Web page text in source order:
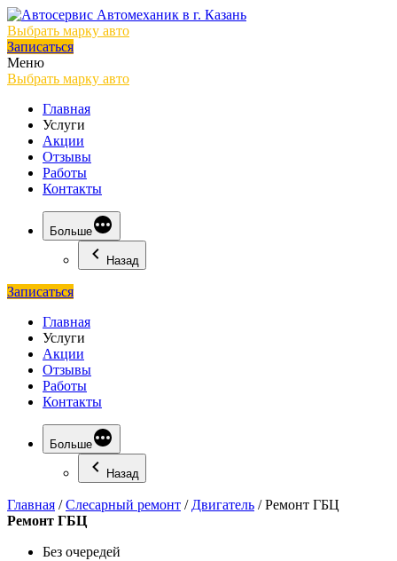
Выбрать марку авто
Записаться
Меню
Выбрать марку авто
Главная
Услуги
Акции
Отзывы
Работы
Контакты
Больше
Назад
Записаться
Главная
Услуги
Акции
Отзывы
Работы
Контакты
Больше
Назад
Главная /Слесарный ремонт / Двигатель /Ремонт ГБЦ
Ремонт ГБЦ
Без очередей